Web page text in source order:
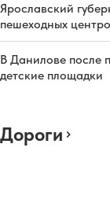
Ярославский
пешеходных
В Данилове после
детские площадки
Дороги